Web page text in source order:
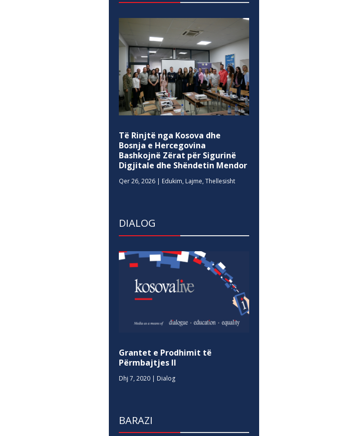
Të Rinjtë nga Kosova dhe
Bosnja e Hercegovina
Bashkojnë Zërat për Sigurinë
Digjitale dhe Shëndetin Mendor
Qer 26, 2026 | Edukim, Lajme,Thellesisht
DIALOG
Grantet e Prodhimit të
Përmbajtjes II
Dhj 7, 2020 | Dialog
BARAZI